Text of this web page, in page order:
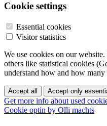
Cookie settings
Essential cookies
Visitor statistics
We use cookies on our
others like statistical cookies
understand how and how
Accept all Accept only
Get more info about used
Cookie optin by Olli machts